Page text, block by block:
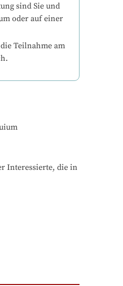
sind Sie und
oder auf einer
Teilnahme am
Interessierte, die in